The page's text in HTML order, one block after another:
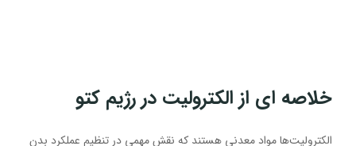
خلاصه ای از الکترولیت در رژیم کتو
الکترولیت‌ها مواد معدنی هستند که نقش مهمی در تنظیم عملکرد بدن